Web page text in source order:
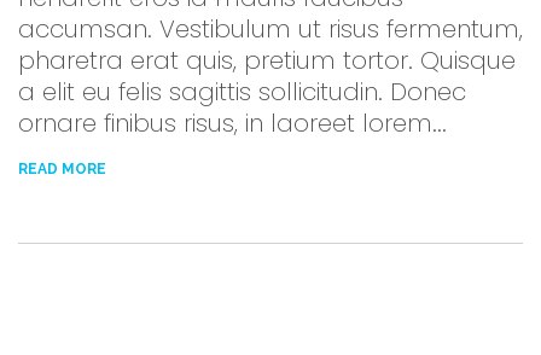
accumsan. Vestibulum ut risus fermentum,
pharetra erat quis, pretium tortor. Quisque
a elit eu felis sagittis sollicitudin. Donec
ornare finibus risus, in laoreet lorem...
READ MORE